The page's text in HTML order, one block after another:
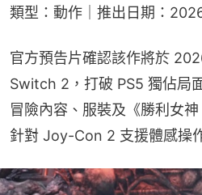
類型：動作｜推出日期：
官方預告片確認該作將於
Switch 2，打破 PS5 獨佔局
冒險內容、服裝及《勝利女
針對 Joy-Con 2 支援體感操